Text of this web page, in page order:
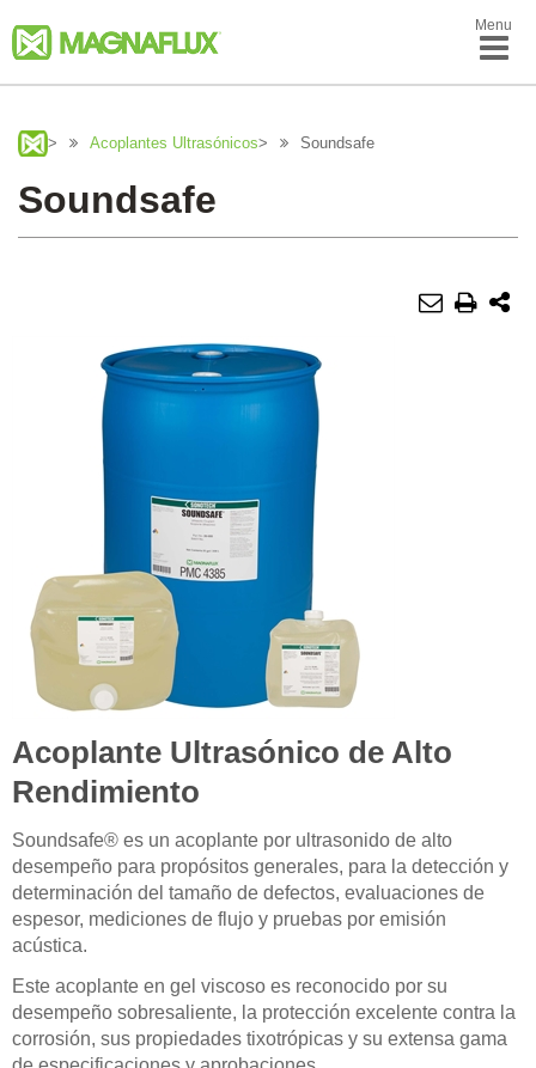
Menu
> Acoplantes Ultrasónicos> Soundsafe
Soundsafe
Acoplante Ultrasónico de Alto
Rendimiento
Soundsafe® es un acoplante por ultrasonido de alto
desempeño para propósitos generales, para la detección y
determinación del tamaño de defectos, evaluaciones de
espesor, mediciones de flujo y pruebas por emisión
acústica.
Este acoplante en gel viscoso es reconocido por su
desempeño sobresaliente, la protección excelente contra la
corrosión, sus propiedades tixotrópicas y su extensa gama